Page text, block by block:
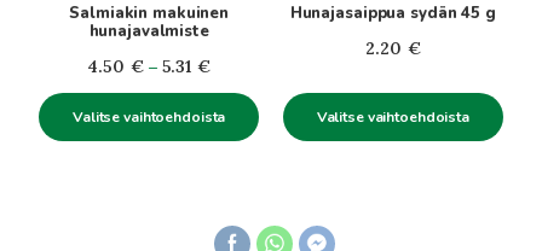
Salmiakin makuinen
hunajavalmiste
4.50 € – 5.31 €Hintaluokka:
4.50€
-
5.31€
Valitse vaihtoehdoista
Hunajasaippua sydän 45 g
2.20 €
Valitse vaihtoehdoista
sivulla.